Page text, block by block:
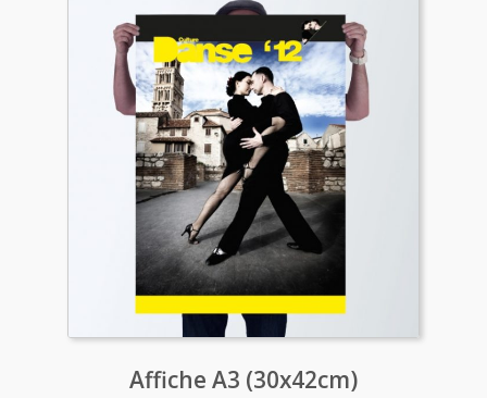
Affiche A3 (30x42cm)